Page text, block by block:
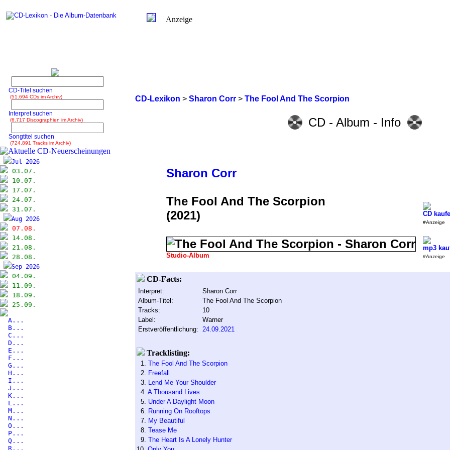
CD-Lexikon > Sharon Corr> The Fool And The Scorpion
CD - Album - Info
Sharon Corr
The Fool And The Scorpion
(2021)
Studio-Album
CD
#Anzeige
mp3
#Anzeige
CD-Facts:
Interpret:
Sharon Corr
Album-Titel:
The Fool And The Scorpion
Tracks:
10
Label:
Warner
Erstveröffentlichung: 24.09.2021
Tracklisting:
1. The Fool And The Scorpion
2. Freefall
3. Lend Me Your Shoulder
4. A Thousand Lives
5. Under A Daylight Moon
6. Running On Rooftops
7. My Beautiful
8. Tease Me
9. The Heart Is A Lonely Hunter
Anzeige
CD-Titel suchen
(51.694 CDs im Archiv)
Interpret suchen
(6.717 Discographien im Archiv)
Songtitel suchen
(724.891 Tracks im Archiv)
Jul 2026
03.07.
10.07.
17.07.
24.07.
31.07.
Aug 2026
07.08.
14.08.
21.08.
28.08.
Sep 2026
04.09.
11.09.
18.09.
25.09.
A...
B...
C...
D...
E...
F...
G...
H...
I...
J...
K...
L...
M...
N...
O...
P...
Q...
R...